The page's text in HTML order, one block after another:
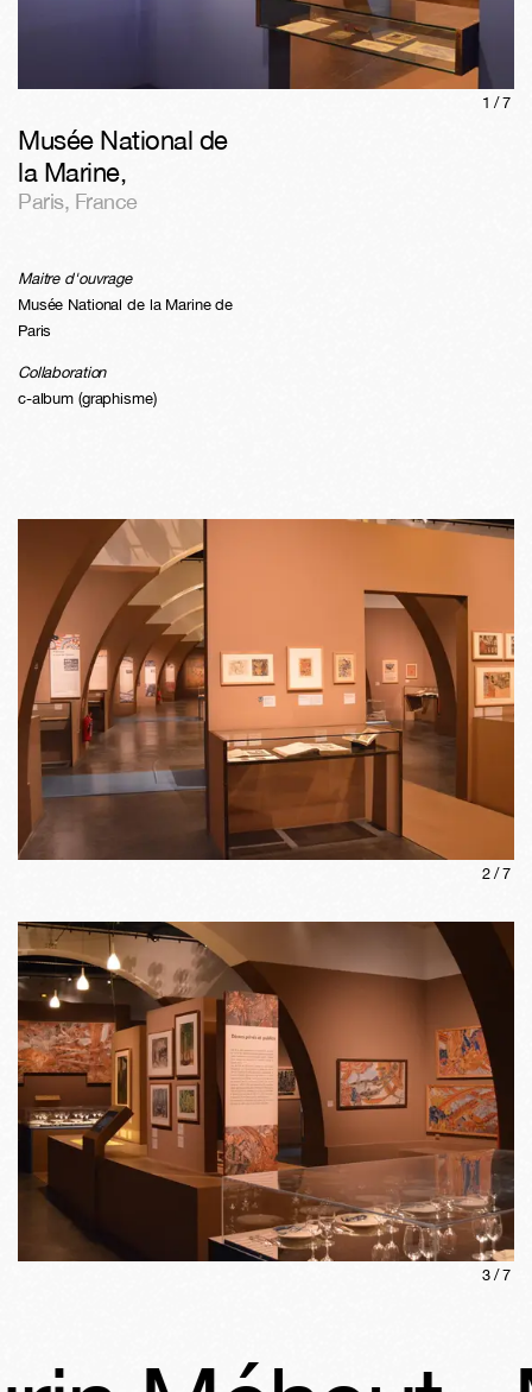
1/7
Musée National de
la Marine,
Paris, France
Maitre d'ouvrage
Musée National de la Marine de
Paris
Collaboration
c-album (graphisme)
2 /7
3 /7